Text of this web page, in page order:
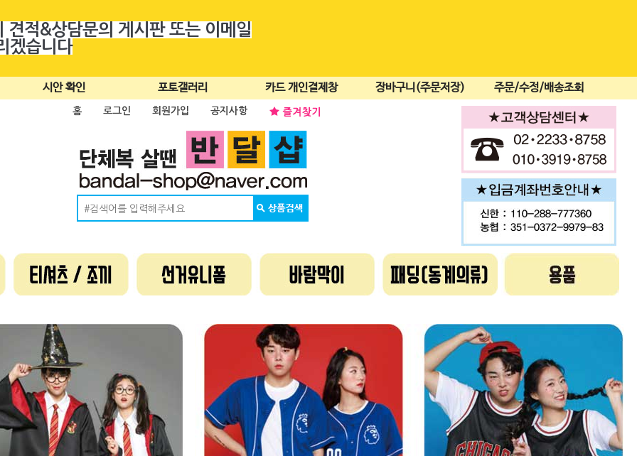
적&상담문의 게시판 또는 이메일
겠습니다
시안 확인 포토갤러리 카드 개인결제창 장바구니(주문저장) 주문/수정/배송조회
홈 로그인 회원가입 공지사항